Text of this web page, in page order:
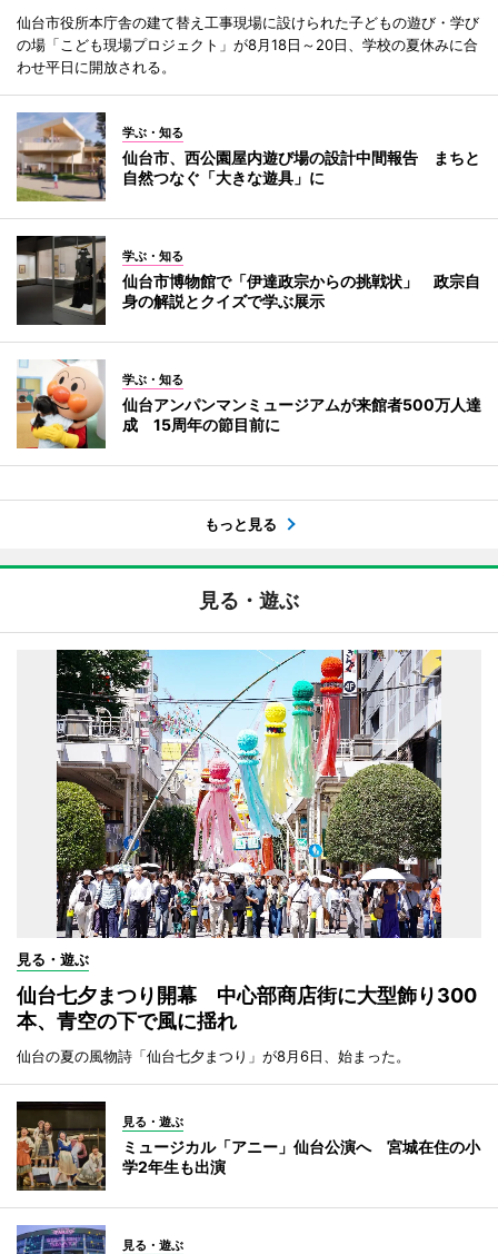
仙台市役所本庁舎の建て替え工事現場に設けられた子どもの遊び・学び
の場「こども現場プロジェクト」が8月18日～20日、学校の夏休みに合
わせ平日に開放される。
学ぶ・知る
仙台市、西公園屋内遊び場の設計中間報告 まちと
自然つなぐ「大きな遊具」に
学ぶ・知る
仙台市博物館で「伊達政宗からの挑戦状」 政宗自
身の解説とクイズで学ぶ展示
学ぶ・知る
仙台アンパンマンミュージアムが来館者500万人達
成 15周年の節目前に
もっと見る
見る・遊ぶ
見る・遊ぶ
仙台七夕まつり開幕 中心部商店街に大型飾り300
本、青空の下で風に揺れ
仙台の夏の風物詩「仙台七夕まつり」が8月6日、始まった。
見る・遊ぶ
ミュージカル「アニー」仙台公演へ 宮城在住の小
学2年生も出演
見る・遊ぶ